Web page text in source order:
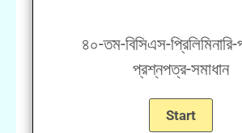
৪০-তম-বিসিএস-প্রিলিমিনারি-
প্রশ্নপত্র-সমাধান